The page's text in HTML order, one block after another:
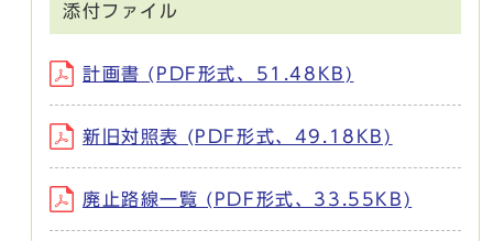
添付ファイル
計画書 (PDF形式、51.48KB)
新旧対照表 (PDF形式、49.18KB)
廃止路線一覧 (PDF形式、33.55KB)